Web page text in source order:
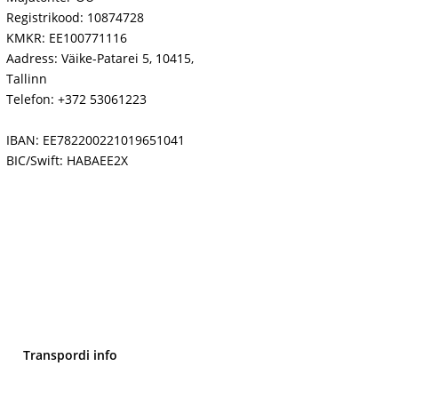
Registrikood: 10874728
KMKR: EE100771116
Aadress: Väike-Patarei 5, 10415,
Tallinn
Telefon: +372 53061223
IBAN: EE782200221019651041
BIC/Swift: HABAEE2X
Transpordi info